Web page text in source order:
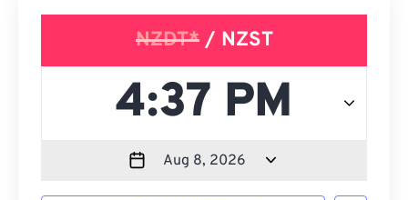
NZDT*/ NZST